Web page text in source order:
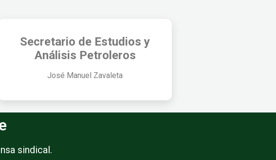
Secretario de Estudios y
Análisis Petroleros
José Manuel Zavaleta
sindical.